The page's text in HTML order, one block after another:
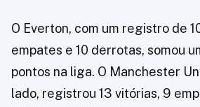
O Everton, com um registro de
empates e 10 derrotas, somou
pontos na liga. O Manchester
lado, registrou 13 vitórias, 9